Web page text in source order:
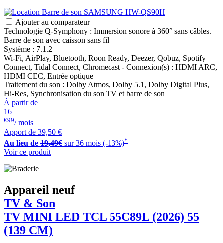
Ajouter au comparateur
Technologie Q-Symphony : Immersion sonore à 360° sans câbles.
Barre de son avec caisson sans fil
Système : 7.1.2
Wi-Fi, AirPlay, Bluetooth, Roon Ready, Deezer, Qobuz, Spotify
Connect, Tidal Connect, Chromecast - Connexion(s) : HDMI ARC,
HDMI CEC, Entrée optique
Traitement du son : Dolby Atmos, Dolby 5.1, Dolby Digital Plus,
Hi-Res, Synchronisation du son TV et barre de son
À partir de
16
€99/ mois
Apport de 39,50 €
Au lieu de 19,49€ sur 36 mois (-13%)*
Voir ce produit
Appareil neuf
TV & Son
TV MINI LED TCL 55C89L (2026) 55
(139 CM)